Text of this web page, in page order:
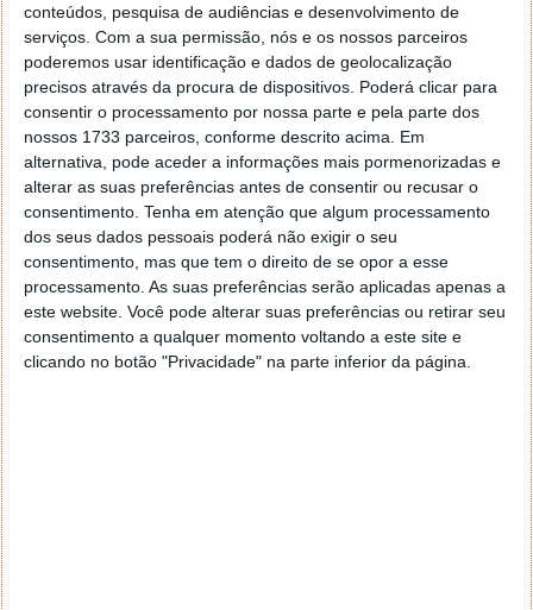
conteúdos, pesquisa de audiências e desenvolvimento de
serviços. Com a sua permissão, nós e os nossos parceiros
poderemos usar identificação e dados de geolocalização
precisos através da procura de dispositivos. Poderá clicar para
consentir o processamento por nossa parte e pela parte dos
nossos 1733 parceiros, conforme descrito acima. Em
alternativa, pode aceder a informações mais pormenorizadas e
alterar as suas preferências antes de consentir ou recusar o
consentimento. Tenha em atenção que algum processamento
dos seus dados pessoais poderá não exigir o seu
consentimento, mas que tem o direito de se opor a esse
processamento. As suas preferências serão aplicadas apenas a
este website. Você pode alterar suas preferências ou retirar seu
consentimento a qualquer momento voltando a este site e
clicando no botão "Privacidade" na parte inferior da página.
Este artigo tem mais de um ano
Acompanhe o Pplware no Google Notícias
Proponha uma correção, faça uma sugestão
Autor:Pedro Simões
Tags: Elon Musk links sites Twitter X